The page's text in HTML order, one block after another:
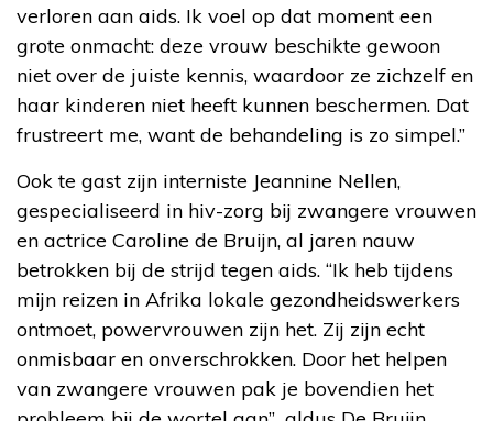
verloren aan aids. Ik voel op dat moment een
grote onmacht: deze vrouw beschikte gewoon
niet over de juiste kennis, waardoor ze zichzelf en
haar kinderen niet heeft kunnen beschermen. Dat
frustreert me, want de behandeling is zo simpel.”
Ook te gast zijn interniste Jeannine Nellen,
gespecialiseerd in hiv-zorg bij zwangere vrouwen
en actrice Caroline de Bruijn, al jaren nauw
betrokken bij de strijd tegen aids. “Ik heb tijdens
mijn reizen in Afrika lokale gezondheidswerkers
ontmoet, powervrouwen zijn het. Zij zijn echt
onmisbaar en onverschrokken. Door het helpen
van zwangere vrouwen pak je bovendien het